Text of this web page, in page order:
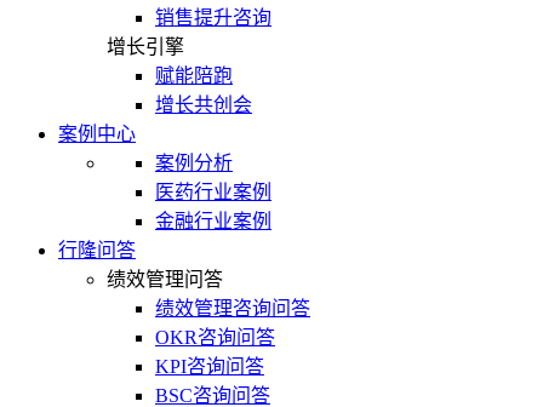
销售提升咨询
增长引擎
赋能陪跑
增长共创会
案例中心
案例分析
医药行业案例
金融行业案例
行隆问答
绩效管理问答
绩效管理咨询问答
OKR咨询问答
KPI咨询问答
BSC咨询问答